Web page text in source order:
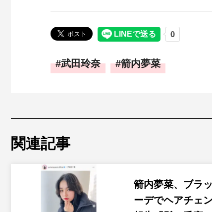
武田玲奈 箭内夢菜
関連記事
箭内夢菜、ブラ
ーデでヘアチェ